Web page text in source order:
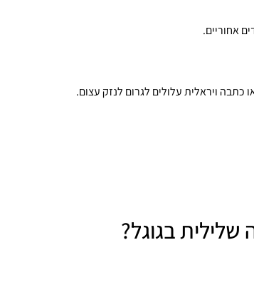
אחוריים.
כתבה ויראלית עלולים לגרום לנזק עצום.
שלילית בגוגל?